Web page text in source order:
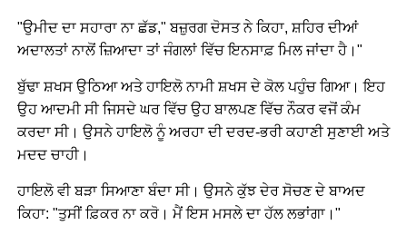
"ਉਮੀਦ ਦਾ ਸਹਾਰਾ ਨਾ ਛੱਡ," ਬਜ਼ੁਰਗ ਦੋਸਤ ਨੇ ਕਿਹਾ, ਸ਼ਹਿਰ ਦੀਆਂ
ਅਦਾਲਤਾਂ ਨਾਲੋਂ ਜ਼ਿਆਦਾ ਤਾਂ ਜੰਗਲਾਂ ਵਿੱਚ ਇਨਸਾਫ਼ ਮਿਲ ਜਾਂਦਾ ਹੈ।"
ਬੁੱਢਾ ਸ਼ਖਸ ਉਠਿਆ ਅਤੇ ਹਾਇਲੋ ਨਾਮੀ ਸ਼ਖਸ ਦੇ ਕੋਲ ਪਹੁੰਚ ਗਿਆ। ਇਹ
ਉਹ ਆਦਮੀ ਸੀ ਜਿਸਦੇ ਘਰ ਵਿੱਚ ਉਹ ਬਾਲਪਣ ਵਿੱਚ ਨੌਕਰ ਵਜੋਂ ਕੰਮ
ਕਰਦਾ ਸੀ। ਉਸਨੇ ਹਾਇਲੋ ਨੂੰ ਅਰਹਾ ਦੀ ਦਰਦ-ਭਰੀ ਕਹਾਣੀ ਸੁਣਾਈ ਅਤੇ
ਮਦਦ ਚਾਹੀ।
ਹਾਇਲੋ ਵੀ ਬੜਾ ਸਿਆਣਾ ਬੰਦਾ ਸੀ। ਉਸਨੇ ਕੁੱਝ ਦੇਰ ਸੋਚਣ ਦੇ ਬਾਅਦ
ਕਿਹਾ: "ਤੁਸੀਂ ਫ਼ਿਕਰ ਨਾ ਕਰੋ। ਮੈਂ ਇਸ ਮਸਲੇ ਦਾ ਹੱਲ ਲਭਾਂਗਾ।"